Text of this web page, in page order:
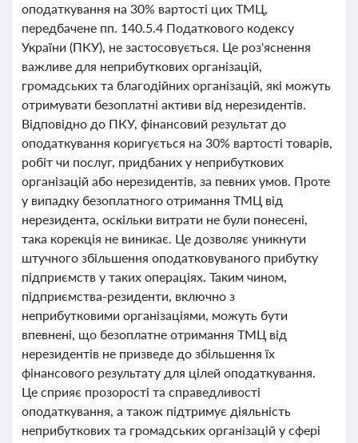
оподаткування на 30% вартості цих ТМЦ,
передбачене пп. 140.5.4 Податкового кодексу
України (ПКУ), не застосовується. Це роз'яснення
важливе для неприбуткових організацій,
громадських та благодійних організацій, які можуть
отримувати безоплатні активи від нерезидентів.
Відповідно до ПКУ, фінансовий результат до
оподаткування коригується на 30% вартості товарів,
робіт чи послуг, придбаних у неприбуткових
організацій або нерезидентів, за певних умов. Проте
у випадку безоплатного отримання ТМЦ від
нерезидента, оскільки витрати не були понесені,
така корекція не виникає. Це дозволяє уникнути
штучного збільшення оподатковуваного прибутку
підприємств у таких операціях. Таким чином,
підприємства-резиденти, включно з
неприбутковими організаціями, можуть бути
впевнені, що безоплатне отримання ТМЦ від
нерезидентів не призведе до збільшення їх
фінансового результату для цілей оподаткування.
Це сприяє прозорості та справедливості
оподаткування, а також підтримує діяльність
неприбуткових та громадських організацій у сфері